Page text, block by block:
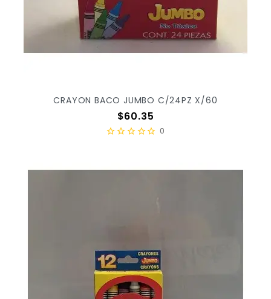
CRAYON BACO JUMBO C/24PZ X/60
Precio
$60.35
0